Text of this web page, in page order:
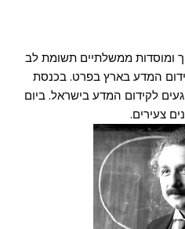
ומוסדות ממשלתיים תשומת לב
המדע בארץ בפרט. בכנסת
לקידום המדע בישראל. ביום
צעירים.